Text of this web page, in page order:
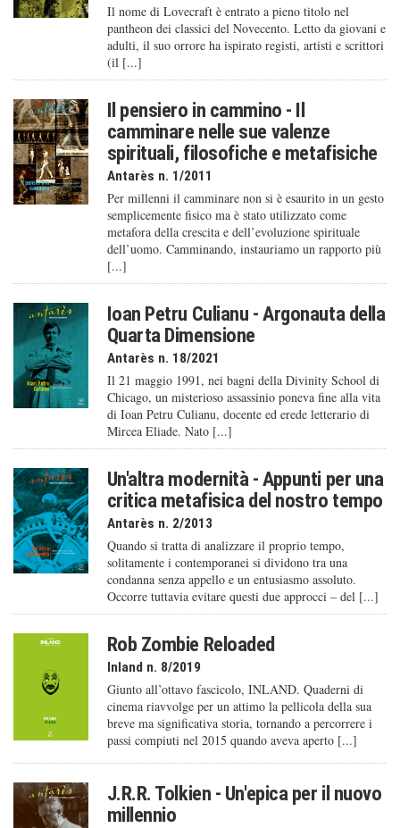
Il nome di Lovecraft è entrato a pieno titolo nel
pantheon dei classici del Novecento. Letto da giovani e
adulti, il suo orrore ha ispirato registi, artisti e scrittori
(il [...]
Il pensiero in cammino - Il
camminare nelle sue valenze
spirituali, filosofiche e metafisiche
Antarès n. 1/2011
Per millenni il camminare non si è esaurito in un gesto
semplicemente fisico ma è stato utilizzato come
metafora della crescita e dell’evoluzione spirituale
dell’uomo. Camminando, instauriamo un rapporto più
[...]
Ioan Petru Culianu - Argonauta della
Quarta Dimensione
Antarès n. 18/2021
Il 21 maggio 1991, nei bagni della Divinity School di
Chicago, un misterioso assassinio poneva fine alla vita
di Ioan Petru Culianu, docente ed erede letterario di
Mircea Eliade. Nato [...]
Un'altra modernità - Appunti per una
critica metafisica del nostro tempo
Antarès n. 2/2013
Quando si tratta di analizzare il proprio tempo,
solitamente i contemporanei si dividono tra una
condanna senza appello e un entusiasmo assoluto.
Occorre tuttavia evitare questi due approcci – del [...]
Rob Zombie Reloaded
Inland n. 8/2019
Giunto all’ottavo fascicolo, INLAND. Quaderni di
cinema riavvolge per un attimo la pellicola della sua
breve ma significativa storia, tornando a percorrere i
passi compiuti nel 2015 quando aveva aperto [...]
J.R.R. Tolkien - Un'epica per il nuovo
millennio